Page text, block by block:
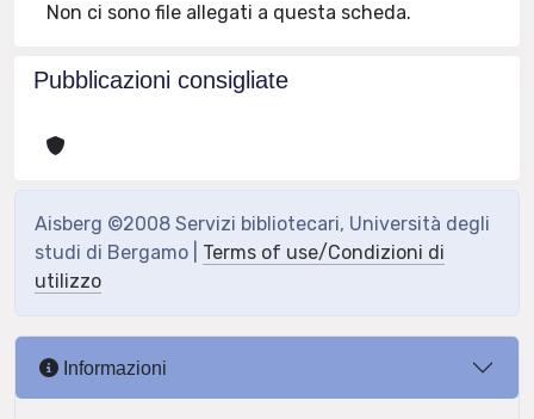
Non ci sono file allegati a questa scheda.
Pubblicazioni consigliate
Aisberg ©2008 Servizi bibliotecari, Università degli
studi di Bergamo | Terms of use/Condizioni di
utilizzo
Informazioni